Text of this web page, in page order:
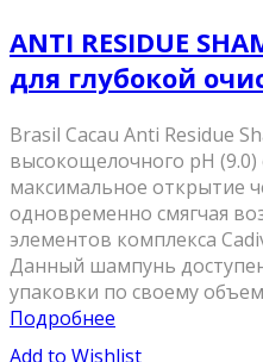
ANTI RESIDUE
для глубокой
Brasil Cacau Anti Residue
высокощелочного рН (9.0)
максимальное открытие
одновременно смягчая
элементов комплекса
Данный шампунь
упаковки по своему
Подробнее
Add to Wishlist